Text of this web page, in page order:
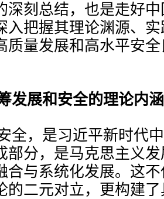
深刻总结，也是走好
入把握其理论渊源、
质量发展和高水平安
发展和安全的理论内涵
全，是习近平新时代
部分，是马克思主义
合与系统化发展。这
的二元对立，更构建